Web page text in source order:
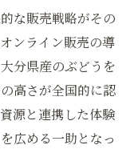
な販売戦略がその
ンライン販売の導
分県産のぶどうを
高さが全国的に認
源と連携した体験
広める一助となっ